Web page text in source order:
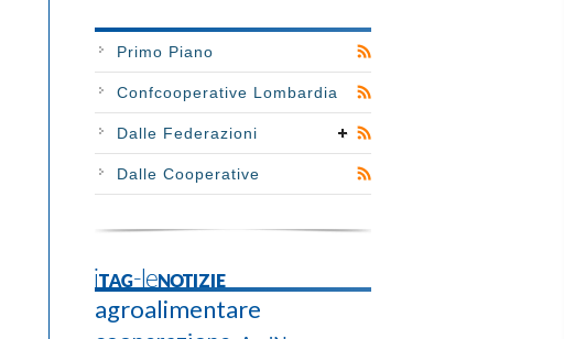
Primo Piano
Confcooperative Lombardia
Dalle Federazioni
Dalle Cooperative
iTAG-leNOTIZIE
agroalimentare